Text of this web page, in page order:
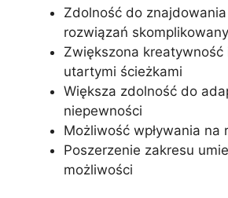
Zdolność do
rozwiązań
Zwiększona kreatywność
utartymi ścieżkami
Większa zdolność do
niepewności
Możliwość wpływania na
Poszerzenie zakresu
możliwości